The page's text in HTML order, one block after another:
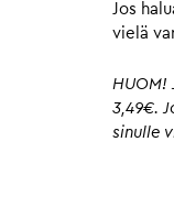
Jos
vielä
HUOM!
3,49€.
sinulle